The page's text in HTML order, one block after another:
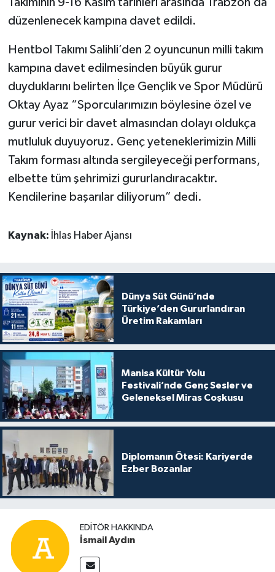
düzenlenecek kampına davet edildi.
Hentbol Takımı Salihli’den 2 oyuncunun milli takım
kampına davet edilmesinden büyük gurur
duyduklarını belirten İlçe Gençlik ve Spor Müdürü
Oktay Ayaz “Sporcularımızın böylesine özel ve
gurur verici bir davet almasından dolayı oldukça
mutluluk duyuyoruz. Genç yeteneklerimizin Milli
Takım forması altında sergileyeceği performans,
elbette tüm şehrimizi gururlandıracaktır.
Kendilerine başarılar diliyorum” dedi.
Kaynak: İhlas Haber Ajansı
Dünya Süt Günü’nde
Türkiye’den Gururlandıran
Üretim Rakamları
Manisa Kültür Yolu
Festivali’nde Genç Sesler ve
Geleneksel Miras Coşkusu
Diplomanın Ötesi: Kariyerde
Ezber Bozanlar
EDITÖR HAKKINDA
İsmail Aydın